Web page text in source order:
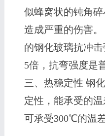
似蜂窝状的钝角
造成严重的伤害
的钢化玻璃抗冲
5倍，抗弯强度是
三、热稳定性 钢
定性，能承受的温
可承受300℃的温差